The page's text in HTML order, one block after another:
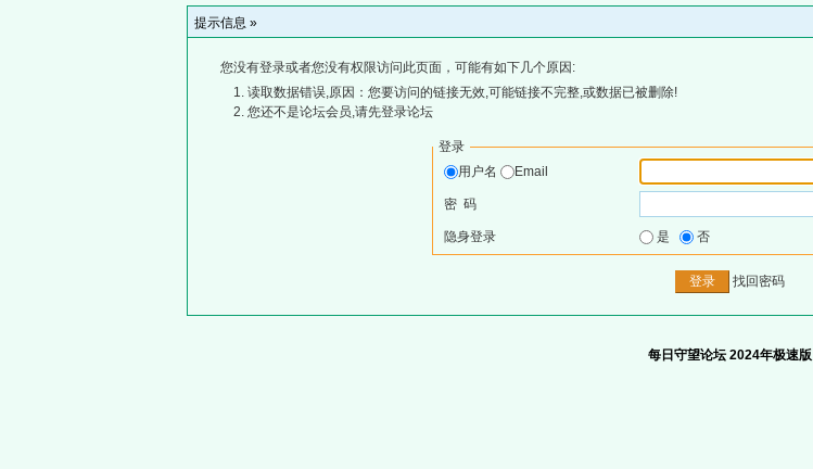
提示信息 »
您没有登录或者您没有权限访问此页面，可能有如下几个原因:
读取数据错误,原因：您要访问的链接无效,可能链接不完整,或数据已被删除!
您还不是论坛会员,请先登录论坛
登录
用户名
Email
密 码
隐身登录 是 否
找回密码
每日守望论坛 2024年极速版